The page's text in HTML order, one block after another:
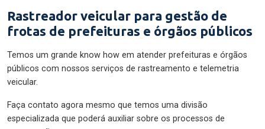
Rastreador veicular para gestão de
frotas de prefeituras e órgãos públicos
Temos um grande know how em atender prefeituras e órgãos
públicos com nossos serviços de rastreamento e telemetria
veicular.
Faça contato agora mesmo que temos uma divisão
especializada que poderá auxiliar sobre os processos de